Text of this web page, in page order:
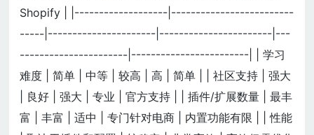
Shopify | |-------------------|-------------------------
-----|----------------------|-----------------------|---
----------------------|------------------------| | 学习
难度 | 简单 | 中等 | 较高 | 高 | 简单 | | 社区支持 | 强大
| 良好 | 强大 | 专业 | 官方支持 | | 插件/扩展数量 | 最丰
富 | 丰富 | 适中 | 专门针对电商 | 内置功能有限 | | 性能